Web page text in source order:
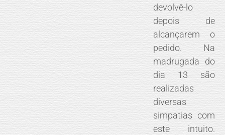
devolvê-lo
depois de
alcançarem o
pedido. Na
madrugada do
dia 13 são
realizadas
diversas
simpatias com
este intuito.